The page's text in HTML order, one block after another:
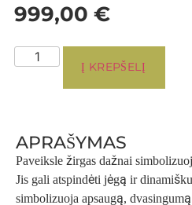
999,00 €
Į KREPŠELĮ
APRAŠYMAS
Paveiksle žirgas dažnai
Jis gali atspindėti jėgą ir
simbolizuoja apsaugą,